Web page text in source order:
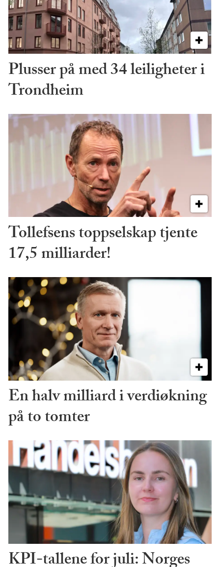
Plusser på med 34 leiligheter i
Trondheim
Tollefsens toppselskap tjente
17,5 milliarder!
En halv milliard i verdiøkning
på to tomter
KPI-tallene for juli: Norges